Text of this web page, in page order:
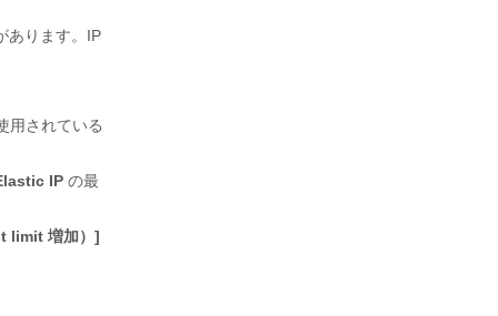
あります。IP
用されている
IP の最
limit 増加）]